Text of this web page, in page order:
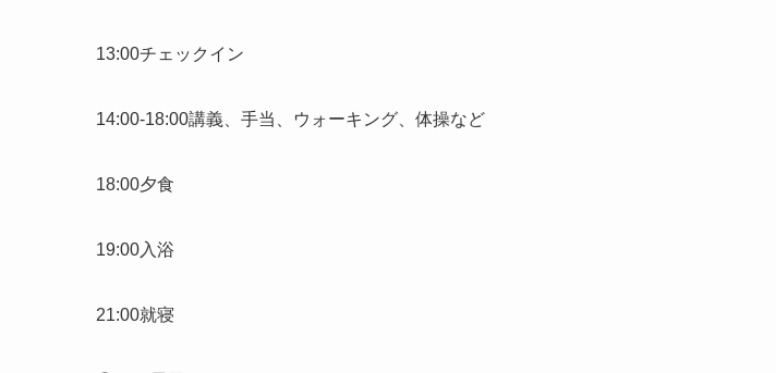
13:00チェックイン
14:00-18:00講義、手当、ウォーキング、体操など
18:00夕食
19:00入浴
21:00就寝